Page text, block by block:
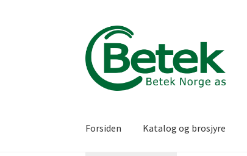
Hopp
til
navigasjon
Hopp
til
innhold
Forsiden Katalog og brosjyre